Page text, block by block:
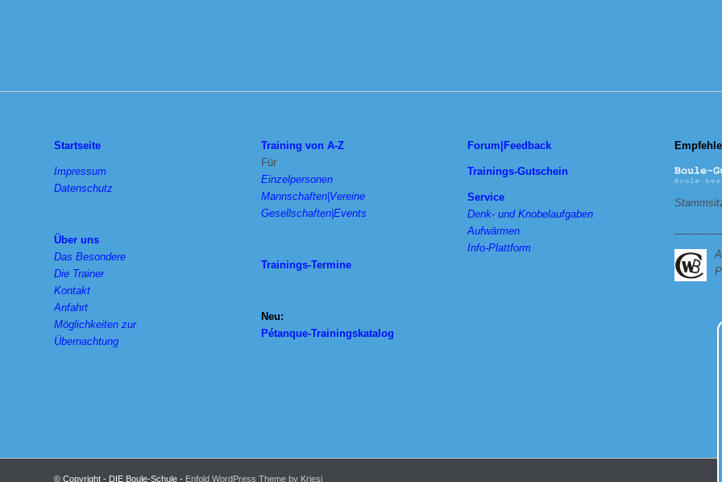
Startseite
Impressum
Datenschutz
Über uns
Das Besondere
Die Trainer
Kontakt
Anfahrt
Möglichkeiten zur
Übernachtung
Training von A-Z
Für
Einzelpersonen
Mannschaften|Vereine
Gesellschaften|Events
Trainings-Termine
Neu:
Pétanque-Trainingskatalog
Forum|Feedback
Trainings-Gutschein
Service
Denk- und Knobelaufgaben
Aufwärmen
Info-Plattform
© Copyright - DIE Boule-Schule - Enfold WordPress Theme by Kriesi